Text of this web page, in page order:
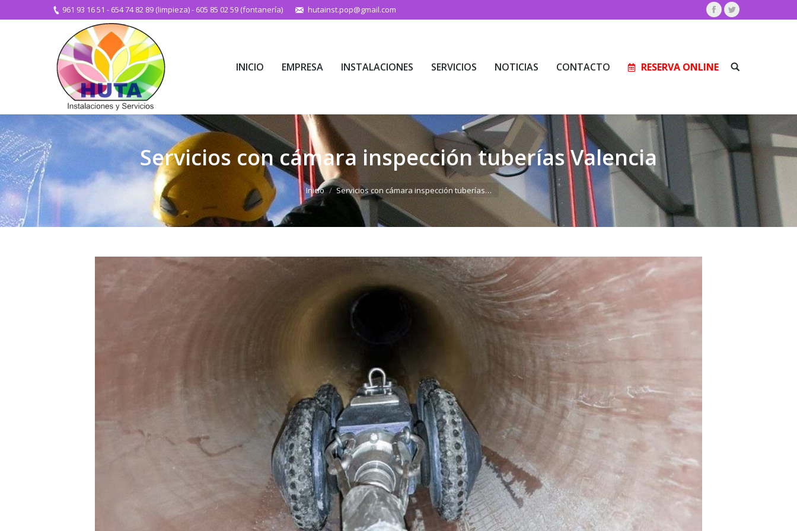
961 93 16 51 - 654 74 82 89 (limpieza)- 605 85 02 59 (fontanería) hutainst.pop@gmail.com Facebook
Twitter
INICIO EMPRESA INSTALACIONES SERVICIOS NOTICIAS CONTACTO RESERVA ONLINE Buscar:
Servicios con cámara inspección tuberías Valencia
Estás aquí:
Inicio Servicios con cámara inspección tuberías…